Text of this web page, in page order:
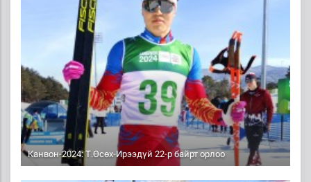
Канвон-2024: Т.Өсөх-Ирээдүй 22-р байрт орлоо